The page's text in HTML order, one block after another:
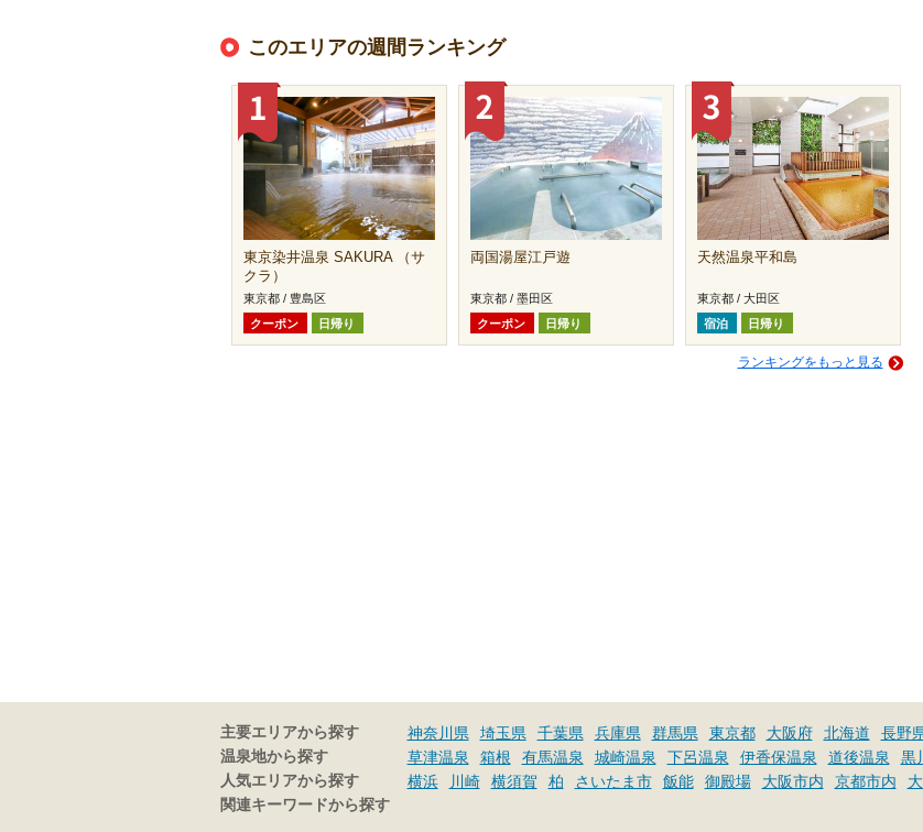
このエリアの週間ランキング
東京染井温泉 SAKURA （サ
クラ）
東京都 / 豊島区
クーポン
日帰り
両国湯屋江戸遊
東京都 / 墨田区
クーポン
日帰り
天然温泉平和島
東京都 / 大田区
宿泊
日帰り
ランキングをもっと見る
主要エリアから探す 神奈川県 埼玉県 千葉県 兵庫県 群馬県 東京都 大阪府 北海道 長野
温泉地から探す 草津温泉 箱根 有馬温泉 城崎温泉 下呂温泉 伊香保温泉 道後温泉 黒
人気エリアから探す 横浜 川崎 横須賀 柏 さいたま市 飯能 御殿場 大阪市内 京都市内
関連キーワードから探す